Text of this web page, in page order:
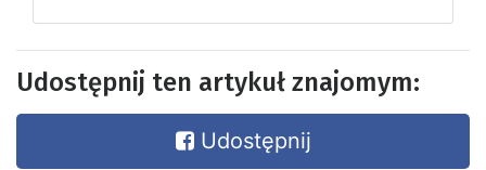
Udostępnij ten artykuł znajomym:
Udostępnij